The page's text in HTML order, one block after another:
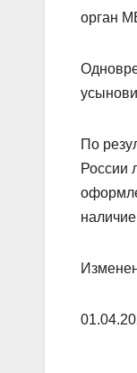
орган
По
России